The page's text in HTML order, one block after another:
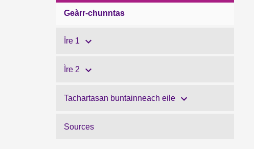
Geàrr-chunntas
Ìre 1
Ìre 2
Tachartasan buntainneach eile
Sources